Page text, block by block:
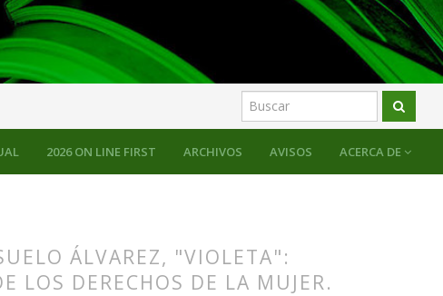
2026 ON LINE FIRST ARCHIVOS AVISOS ACERCA DE
ÁLVAREZ, "VIOLETA":
LOS DERECHOS DE LA MUJER.